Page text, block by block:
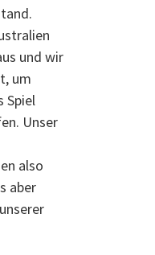
und wir
um
Spiel
Unser
also
aber